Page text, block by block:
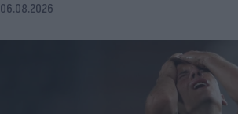
06.08.2026